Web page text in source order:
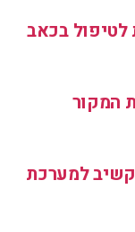
בכאב
המקור
למערכת